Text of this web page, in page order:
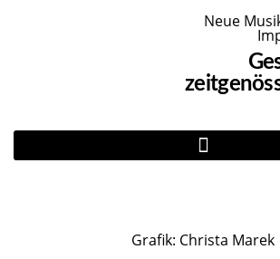
Neue
Grafik: Christa Marek